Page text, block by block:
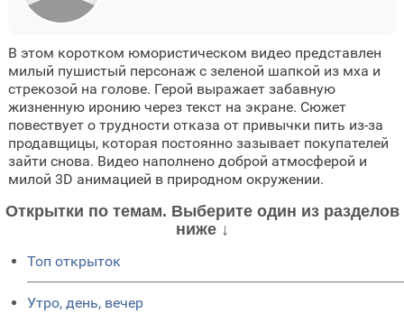
В этом коротком юмористическом видео представлен
милый пушистый персонаж с зеленой шапкой из мха и
стрекозой на голове. Герой выражает забавную
жизненную иронию через текст на экране. Сюжет
повествует о трудности отказа от привычки пить из-за
продавщицы, которая постоянно зазывает покупателей
зайти снова. Видео наполнено доброй атмосферой и
милой 3D анимацией в природном окружении.
Открытки по темам. Выберите один из разделов
ниже ↓
Топ открыток
Утро, день, вечер